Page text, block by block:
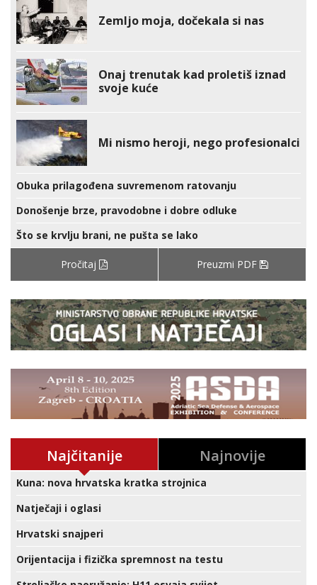
Zemljo moja, dočekala si nas
Onaj trenutak kad proletiš iznad
svoje kuće
Mi nismo heroji, nego profesionalci
Obuka prilagođena suvremenom ratovanju
Donošenje brze, pravodobne i dobre odluke
Što se krvlju brani, ne pušta se lako
Pročitaj Preuzmi PDF
Najčitanije Najnovije
Kuna: nova hrvatska kratka strojnica
Natječaji i oglasi
Hrvatski snajperi
Orijentacija i fizička spremnost na testu